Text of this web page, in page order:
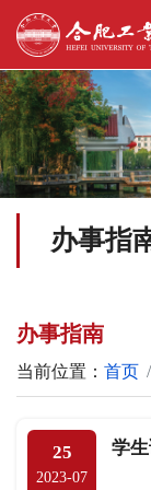
办事指
办事指南
当前位置： 首页
25
2023-07
学